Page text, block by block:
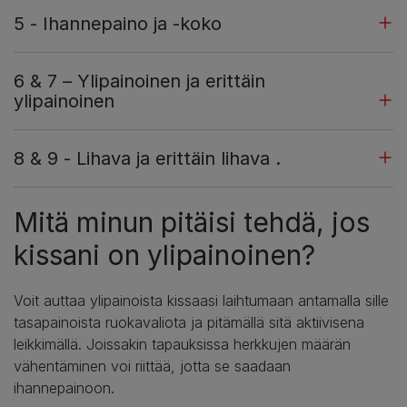
5 - Ihannepaino ja -koko
6 & 7 – Ylipainoinen ja erittäin
ylipainoinen
8 & 9 - Lihava ja erittäin lihava .
Mitä minun pitäisi tehdä, jos
kissani on ylipainoinen?
Voit auttaa ylipainoista kissaasi laihtumaan antamalla sille
tasapainoista ruokavaliota ja pitämällä sitä aktiivisena
leikkimällä. Joissakin tapauksissa herkkujen määrän
vähentäminen voi riittää, jotta se saadaan
ihannepainoon.